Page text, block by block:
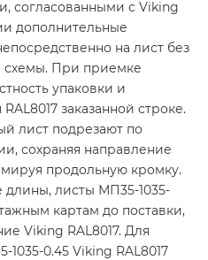
согласованными с Viking
дополнительные
на лист без
схемы. При приемке
упаковки и
заказанной строке.
лист подрезают по
сохраняя направление
продольную кромку.
длины, листы МП35-1035-
картам до поставки,
Viking RAL8017. Для
0.45 Viking RAL8017